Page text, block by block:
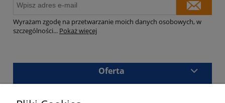
Wyrażam zgodę na przetwarzanie moich danych osobowych, w
szczególności... Pokaż więcej
Oferta